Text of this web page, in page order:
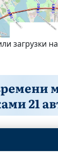
загрузки
21